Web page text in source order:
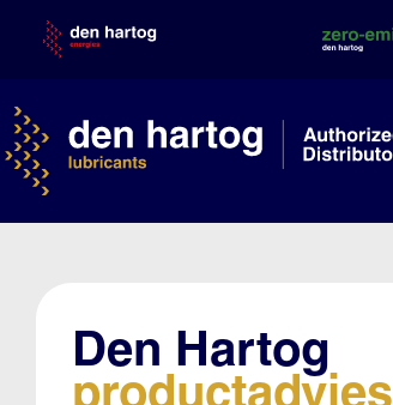
content
Den Hartog
productadvies